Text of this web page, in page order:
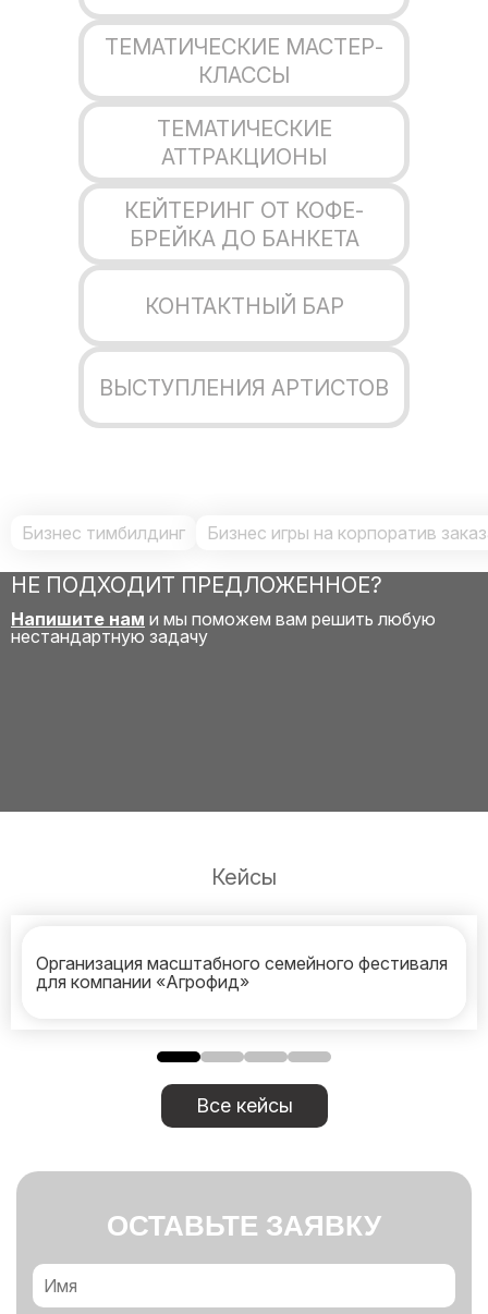
ТЕМАТИЧЕСКИЕ МАСТЕР-
КЛАССЫ
ТЕМАТИЧЕСКИЕ
АТТРАКЦИОНЫ
КЕЙТЕРИНГ ОТ КОФЕ-
БРЕЙКА ДО БАНКЕТА
КОНТАКТНЫЙ БАР
ВЫСТУПЛЕНИЯ АРТИСТОВ
Бизнес тимбилдинг Бизнес игры на корпоратив
НЕ ПОДХОДИТ ПРЕДЛОЖЕННОЕ?
Напишите нам и мы поможем вам решить любую
нестандартную задачу
Кейсы
Организация масштабного семейного фестиваля
для компании «Агрофид»
Все кейсы
ОСТАВЬТЕ ЗАЯВКУ